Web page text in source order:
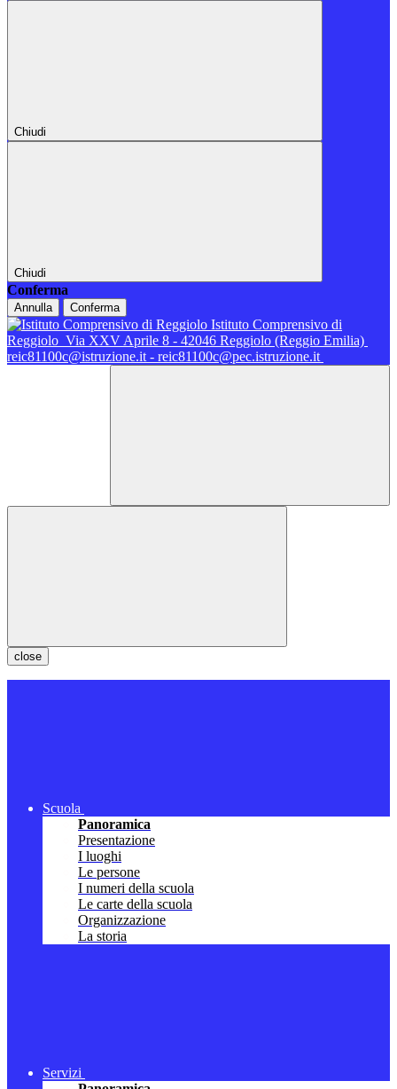
Chiudi
Chiudi
Conferma
Annulla Conferma
Istituto Comprensivo di
Reggiolo Via XXV Aprile 8 - 42046 Reggiolo (Reggio Emilia)
reic81100c@istruzione.it - reic81100c@pec.istruzione.it
close
Scuola
Panoramica
Presentazione
I luoghi
Le persone
I numeri della scuola
Le carte della scuola
Organizzazione
La storia
Servizi